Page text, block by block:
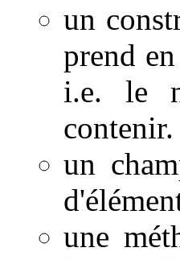
un
prend
i.e. le
contenir.
un
une